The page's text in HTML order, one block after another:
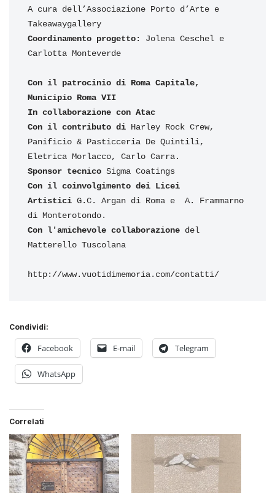
A cura dell’Associazione Porto d’Arte e
Takeawaygallery
Coordinamento progetto : Jolena Ceschel e
Carlotta Monteverde
Con il patrocinio di Roma Capitale,
Municipio Roma VII
In collaborazione con Atac
Con il contributo di Harley Rock Crew,
Panificio & Pasticceria De Quintili,
Eletrica Morlacco, Carlo Carra.
Sponsor tecnico Sigma Coatings
Con il coinvolgimento dei Licei
Artistici G.C. Argan di Roma e  A. Frammarno
di Monterotondo.
Con l'amichevole collaborazione del
Matterello Tuscolana
http://www.vuotidimemoria.com/contatti/
Condividi:
Facebook E-mail Telegram
WhatsApp
Correlati